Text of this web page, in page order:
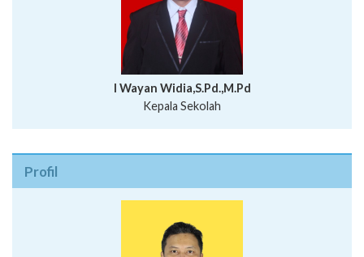
I Wayan Widia,S.Pd.,M.Pd
Kepala Sekolah
Profil